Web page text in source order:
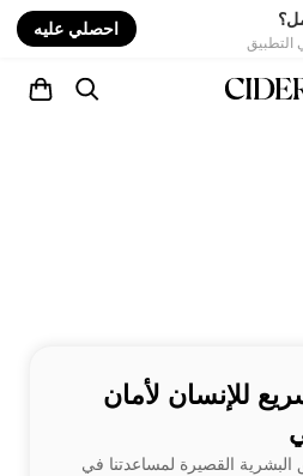
احصلي عليه
للإنسان لأمان
القصيرة لمساعدتنا في